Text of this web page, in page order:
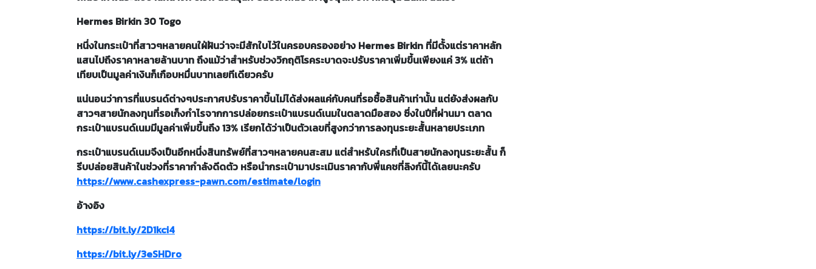
Hermes Birkin 30 Togo
หนึ่งในกระเป๋าที่สาวๆหลายคนใฝ่ฝันว่าจะมีสักใบไว้ในครอบครองอย่าง Hermes Birkin ที่มีตั้งแต่ราคาหลัก
แสนไปถึงราคาหลายล้านบาท ถึงแม้ว่าสำหรับช่วงวิกฤติโรคระบาดจะปรับราคาเพิ่มขึ้นเพียงแค่ 3% แต่ถ้า
เทียบเป็นมูลค่าเงินก็เกือบหมื่นบาทเลยทีเดียวครับ
แน่นอนว่าการที่แบรนด์ต่างๆประกาศปรับราคาขึ้นไม่ได้ส่งผลแค่กับคนที่รอซื้อสินค้าเท่านั้น แต่ยังส่งผลกับ
สาวๆสายนักลงทุนที่รอเก็งกำไรจากการปล่อยกระเป๋าแบรนด์เนมในตลาดมือสอง ซึ่งในปีที่ผ่านมา ตลาด
กระเป๋าแบรนด์เนมมีมูลค่าเพิ่มขึ้นถึง 13% เรียกได้ว่าเป็นตัวเลขที่สูงกว่าการลงทุนระยะสั้นหลายประเภท
กระเป๋าแบรนด์เนมจึงเป็นอีกหนึ่งสินทรัพย์ที่สาวๆหลายคนสะสม แต่สำหรับใครที่เป็นสายนักลงทุนระยะสั้น ก็
รีบปล่อยสินค้าในช่วงที่ราคากำลังดีดตัว หรือนำกระเป๋ามาประเมินราคากับพี่แคชที่ลิงก์นี้ได้เลยนะครับ
https://www.cashexpress-pawn.com/estimate/login
อ้างอิง
https://bit.ly/2D1kci4
https://bit.ly/3eSHDro